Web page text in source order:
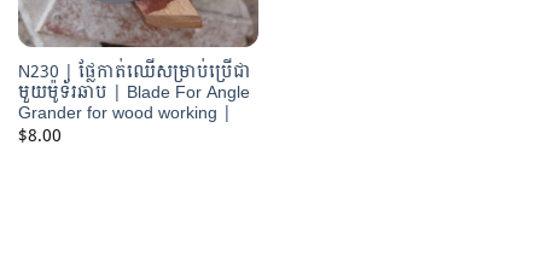
N230 | ផ្លែកាត់ឈើសម្រាប់ប្រើជា
មួយម៉ូទ័រឆាប | Blade For Angle
Grander for wood working |
$8.00